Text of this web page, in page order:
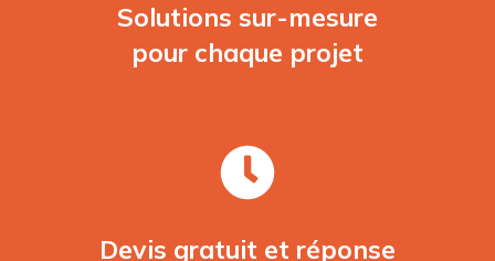
Solutions sur-mesure
pour chaque projet
Devis gratuit et réponse